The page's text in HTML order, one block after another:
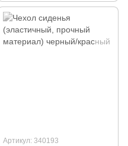
Артикул: 340193